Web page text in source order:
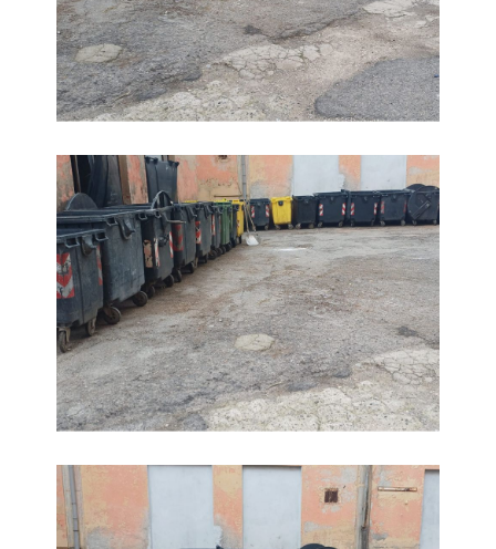
Rifiuti, la situazione all'ex mensa della Caserma Piave
Rifiuti, la situazione all'ex mensa della Caserma Piave